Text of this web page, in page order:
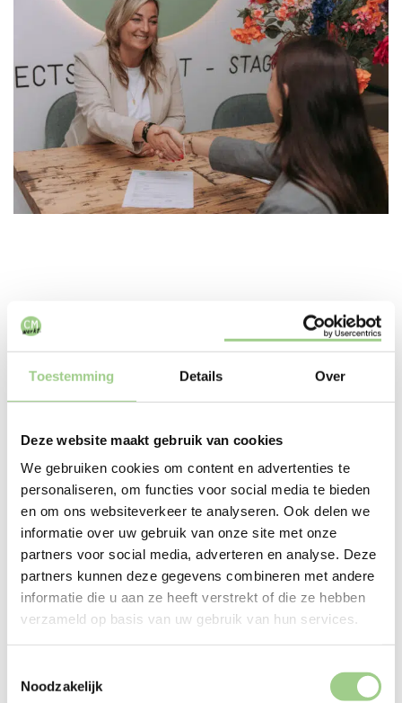
Toestemming Details Over
Deze website maakt gebruik van cookies
We gebruiken cookies om content en advertenties te
personaliseren, om functies voor social media te bieden
en om ons websiteverkeer te analyseren. Ook delen we
informatie over uw gebruik van onze site met onze
partners voor social media, adverteren en analyse. Deze
partners kunnen deze gegevens combineren met andere
informatie die u aan ze heeft verstrekt of die ze hebben
verzameld op basis van uw gebruik van hun services.
Noodzakelijk
In deze branches zijn we
actief
Techniek
Logistiek